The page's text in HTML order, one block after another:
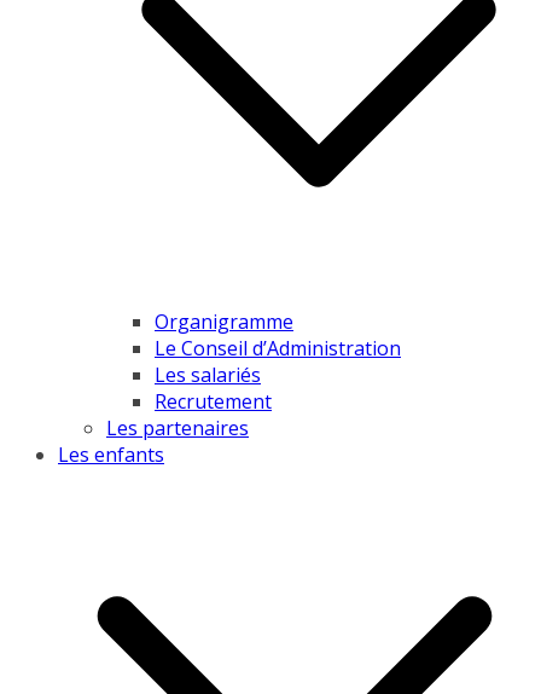
Organigramme
Le Conseil d’Administration
Les salariés
Recrutement
Les partenaires
Les enfants